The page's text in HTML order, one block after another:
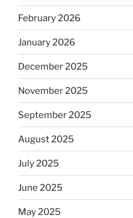
February 2026
January 2026
December 2025
November 2025
September 2025
August 2025
July 2025
June 2025
May 2025